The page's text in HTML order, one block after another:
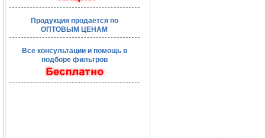
Продукция продается по
ОПТОВЫМ ЦЕНАМ
Все консультации и помощь в
подборе фильтров